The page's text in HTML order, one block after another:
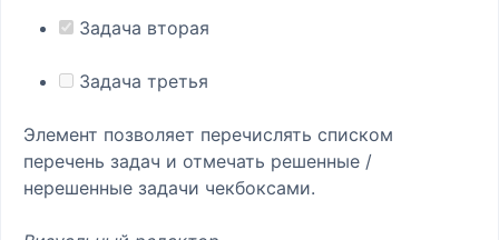
Задача вторая
Задача третья
Элемент позволяет перечислять списком
перечень задач и отмечать решенные /
нерешенные задачи чекбоксами.